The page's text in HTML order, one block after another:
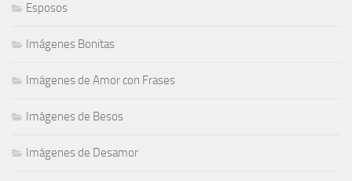
Esposos
Imágenes Bonitas
Imágenes de Amor con Frases
Imágenes de Besos
Imágenes de Desamor